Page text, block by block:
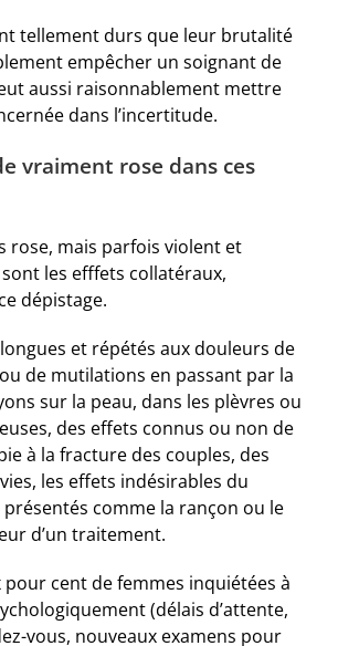
tellement durs que leur brutalité
empêcher un soignant de
aussi raisonnablement mettre
dans l’incertitude.
vraiment rose dans ces
rose, mais parfois violent et
les efffets collatéraux,
dépistage.
et répétés aux douleurs de
de mutilations en passant par la
sur la peau, dans les plèvres ou
des effets connus ou non de
à la fracture des couples, des
les effets indésirables du
comme la rançon ou le
d’un traitement.
pour cent de femmes inquiétées à
(délais d’attente,
vous, nouveaux examens pour